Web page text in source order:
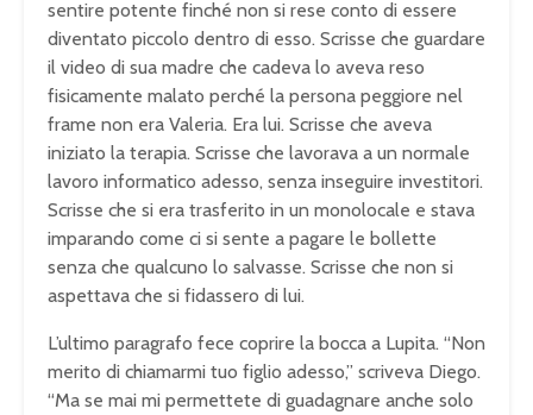
sentire potente finché non si rese conto di essere
diventato piccolo dentro di esso. Scrisse che guardare
il video di sua madre che cadeva lo aveva reso
fisicamente malato perché la persona peggiore nel
frame non era Valeria. Era lui. Scrisse che aveva
iniziato la terapia. Scrisse che lavorava a un normale
lavoro informatico adesso, senza inseguire investitori.
Scrisse che si era trasferito in un monolocale e stava
imparando come ci si sente a pagare le bollette
senza che qualcuno lo salvasse. Scrisse che non si
aspettava che si fidassero di lui.
L’ultimo paragrafo fece coprire la bocca a Lupita. “Non
merito di chiamarmi tuo figlio adesso,” scriveva Diego.
“Ma se mai mi permettete di guadagnare anche solo